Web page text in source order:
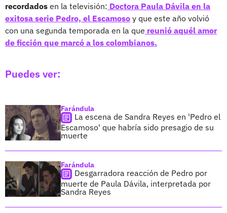
recordados en la televisión: Doctora Paula Dávila en la
exitosa serie Pedro, el Escamoso y que este año volvió
con una segunda temporada en la que reunió aquél amor
de ficción que marcó a los colombianos.
Puedes ver:
Farándula
La escena de Sandra Reyes en 'Pedro el
Escamoso' que habría sido presagio de su
muerte
Farándula
Desgarradora reacción de Pedro por
muerte de Paula Dávila, interpretada por
Sandra Reyes